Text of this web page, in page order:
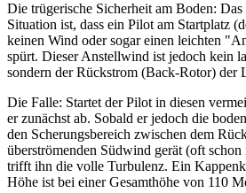
Die trügerische Sicherheit am Boden:
Situation ist, dass ein Pilot am Startplatz
keinen Wind oder sogar einen leichten
spürt. Dieser Anstellwind ist jedoch kein
sondern der Rückstrom (Back-Rotor) der
Die Falle: Startet der Pilot in diesen
er zunächst ab. Sobald er jedoch die
den Scherungsbereich zwischen dem
überströmenden Südwind gerät (oft
trifft ihn die volle Turbulenz. Ein
Höhe ist bei einer Gesamthöhe von 110